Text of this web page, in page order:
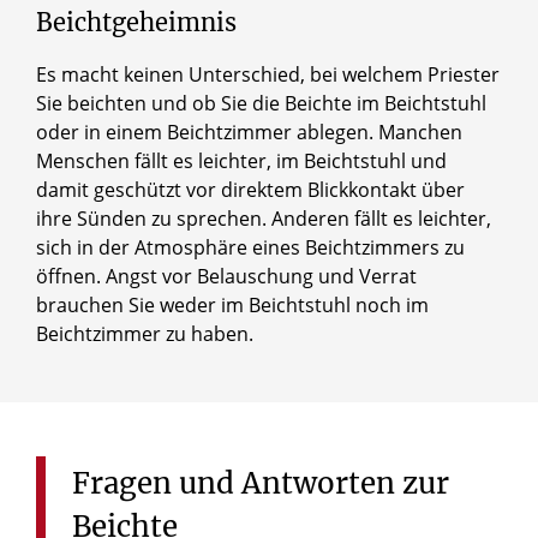
Beichtgeheimnis
Es macht keinen Unterschied, bei welchem Priester
Sie beichten und ob Sie die Beichte im Beichtstuhl
oder in einem Beichtzimmer ablegen. Manchen
Menschen fällt es leichter, im Beichtstuhl und
damit geschützt vor direktem Blickkontakt über
ihre Sünden zu sprechen. Anderen fällt es leichter,
sich in der Atmosphäre eines Beichtzimmers zu
öffnen. Angst vor Belauschung und Verrat
brauchen Sie weder im Beichtstuhl noch im
Beichtzimmer zu haben.
Fragen und Antworten zur
Beichte